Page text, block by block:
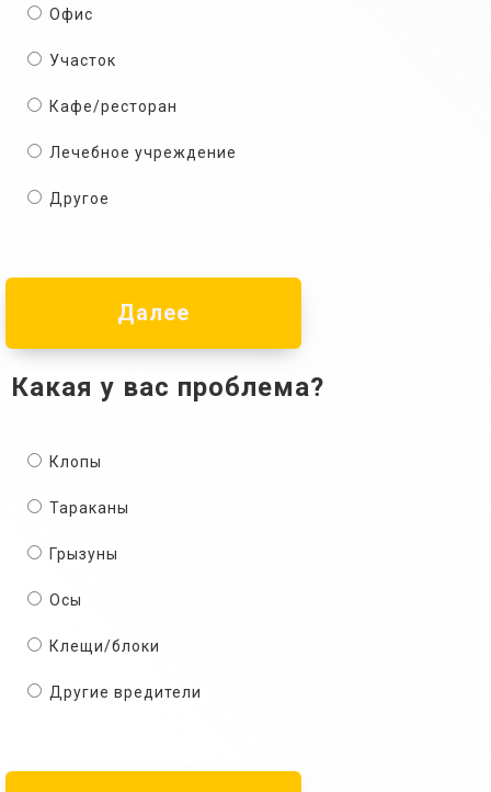
Офис
Участок
Кафе/ресторан
Лечебное учреждение
Другое
Далее
Какая у вас проблема?
Клопы
Тараканы
Грызуны
Осы
Клещи/блоки
Другие вредители